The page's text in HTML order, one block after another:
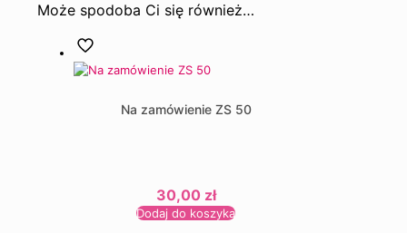
Może spodoba Ci się również…
Na zamówienie ZS 50
30,00 zł
Dodaj do koszyka